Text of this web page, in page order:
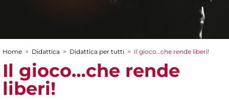
Tu sei qui
Home > Didattica > Didattica per tutti > Il gioco…che rende liberi!
Il gioco…che rende
liberi!